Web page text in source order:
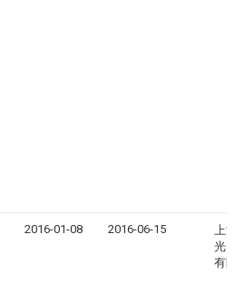
2016-01-08 2016-06-15
上海
光电
有限